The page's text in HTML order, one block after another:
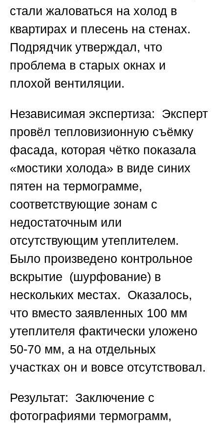
стали жаловаться на холод в
квартирах и плесень на стенах.
Подрядчик утверждал, что
проблема в старых окнах и
плохой вентиляции.
Независимая экспертиза: Эксперт
провёл тепловизионную съёмку
фасада, которая чётко показала
«мостики холода» в виде синих
пятен на термограмме,
соответствующие зонам с
недостаточным или
отсутствующим утеплителем.
Было произведено контрольное
вскрытие (шурфование) в
нескольких местах. Оказалось,
что вместо заявленных 100 мм
утеплителя фактически уложено
50-70 мм, а на отдельных
участках он и вовсе отсутствовал.
Результат: Заключение с
фотографиями термограмм,